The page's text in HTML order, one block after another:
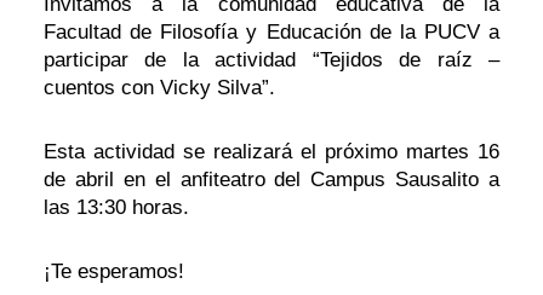
Facultad de Filosofía y Educación de la PUCV a
participar de la actividad “Tejidos de raíz –
cuentos con Vicky Silva”.
Esta actividad se realizará el próximo martes 16
de abril en el anfiteatro del Campus Sausalito a
las 13:30 horas.
¡Te esperamos!